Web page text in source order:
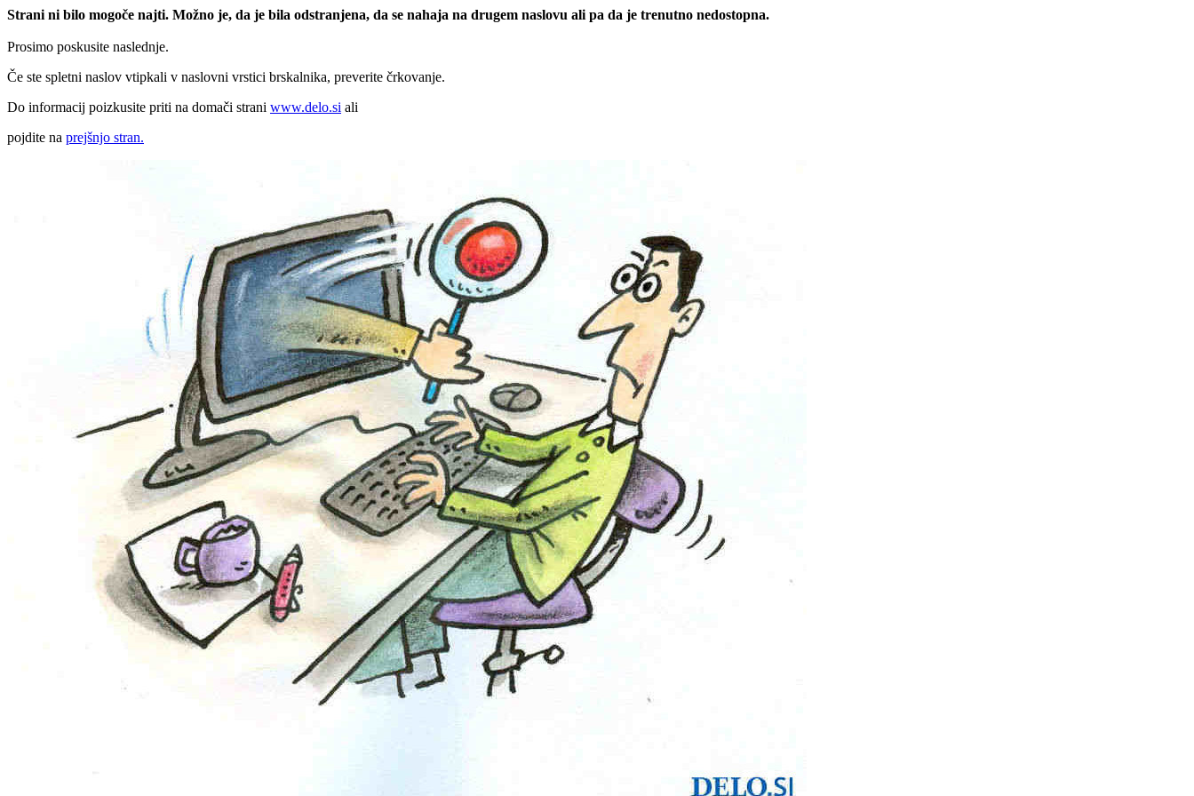
Strani ni bilo mogoče najti. Možno je, da je bila odstranjena, da se nahaja na drugem naslovu ali pa da je trenutno nedostopna.
Prosimo poskusite naslednje.
Če ste spletni naslov vtipkali v naslovni vrstici brskalnika, preverite črkovanje.
Do informacij poizkusite priti na domači strani www.delo.si ali
pojdite na prejšnjo stran.